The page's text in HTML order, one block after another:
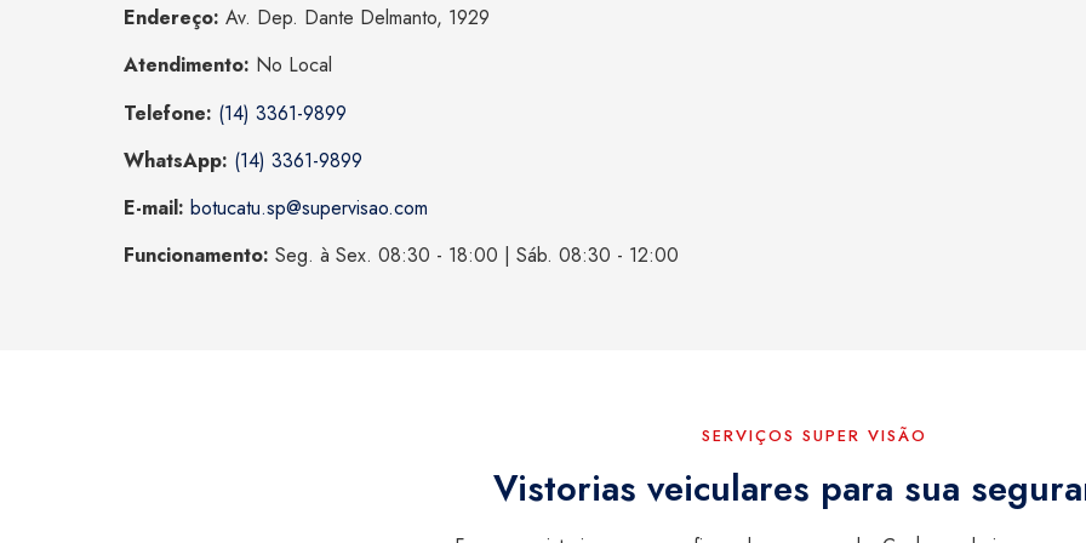
Endereço: Av. Dep. Dante Delmanto, 1929
Atendimento: No Local
Telefone: (14) 3361-9899
WhatsApp: (14) 3361-9899
E-mail: botucatu.sp@supervisao.com
Funcionamento: Seg. à Sex. 08:30 - 18:00 | Sáb. 08:30 - 12:00
SERVIÇOS SUPER VISÃO
Vistorias veiculares para sua